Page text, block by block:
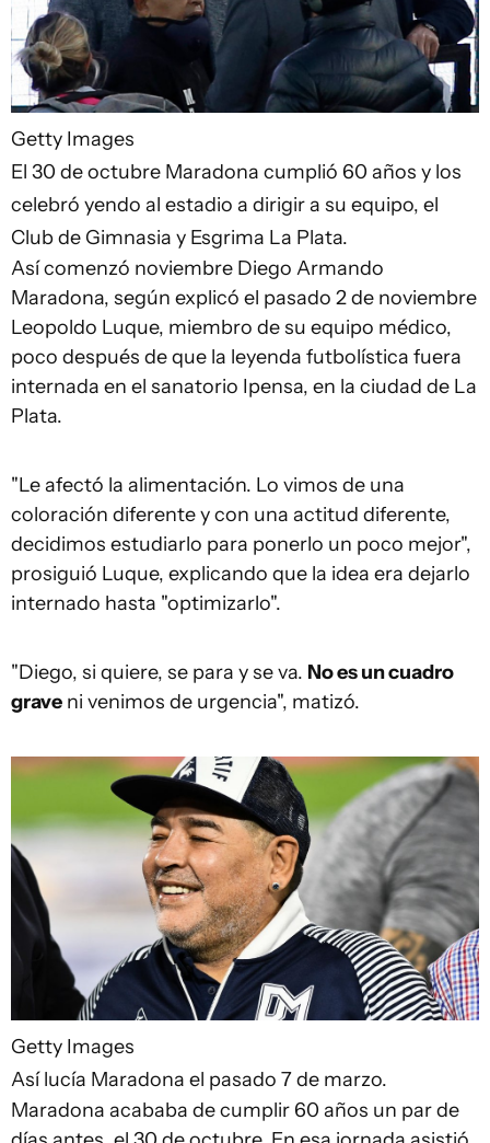
Getty Images
El 30 de octubre Maradona cumplió 60 años y los
celebró yendo al estadio a dirigir a su equipo, el
Club de Gimnasia y Esgrima La Plata.
Así comenzó noviembre Diego Armando
Maradona, según explicó el pasado 2 de noviembre
Leopoldo Luque, miembro de su equipo médico,
poco después de que la leyenda futbolística fuera
internada en el sanatorio Ipensa, en la ciudad de La
Plata.
"Le afectó la alimentación. Lo vimos de una
coloración diferente y con una actitud diferente,
decidimos estudiarlo para ponerlo un poco mejor",
prosiguió Luque, explicando que la idea era dejarlo
internado hasta "optimizarlo".
"Diego, si quiere, se para y se va. No es un cuadro
grave ni venimos de urgencia", matizó.
Getty Images
Así lucía Maradona el pasado 7 de marzo.
Maradona acababa de cumplir 60 años un par de